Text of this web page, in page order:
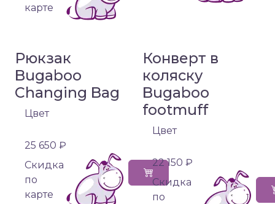
карте
Рюкзак
Bugaboo
Changing Bag
Цвет
25 650 ₽
Cкидка
по
карте
Конверт в
коляску
Bugaboo
footmuff
Цвет
22 150 ₽
Cкидка
по